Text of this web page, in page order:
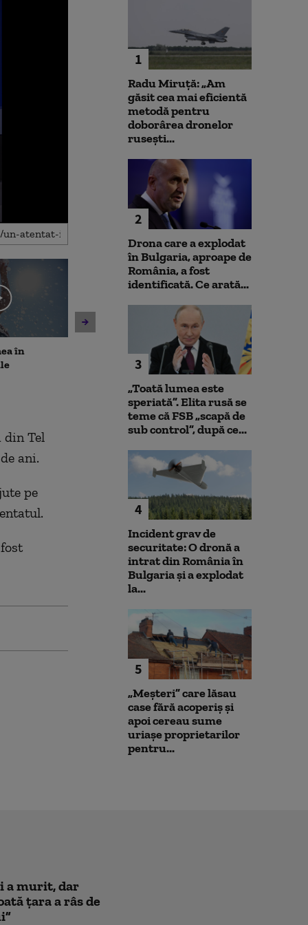
în
Unitatea 2 de la Cernavodă
rămâne în funcțiune. Apa
din Dunăre a crescut cu 8
centimetri, în ultimele 24 de
Ambulanţă
topoarele
Cluj, după ce
copii”. Șoferul
Tel
ani.
pe
1
Radu Miruță: „Am
găsit cea mai eficientă
metodă pentru
doborârea dronelor
rusești...
2
Drona care a explodat
în Bulgaria, aproape de
România, a fost
identificată. Ce arată...
3
„Toată lumea este
speriată”. Elita rusă se
teme că FSB „scapă de
sub control”, după ce...
4
Incident grav de
securitate: O dronă a
intrat din România în
Bulgaria şi a explodat
la...
5
„Meșteri” care lăsau
case fără acoperiș și
apoi cereau sume
uriașe proprietarilor
pentru...
a murit, dar
țara a râs de